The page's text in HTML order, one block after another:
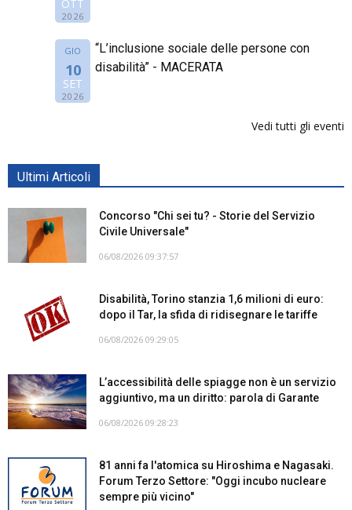
OTT
2026
GIO
10
SET
2026
“L’inclusione sociale delle persone con
disabilità” - MACERATA
Vedi tutti gli eventi
Ultimi Articoli
Concorso "Chi sei tu? - Storie del Servizio
Civile Universale"
06/08/2026 09:37:57
Disabilità, Torino stanzia 1,6 milioni di euro:
dopo il Tar, la sfida di ridisegnare le tariffe
06/08/2026 09:29:05
L’accessibilità delle spiagge non è un servizio
aggiuntivo, ma un diritto: parola di Garante
06/08/2026 09:28:23
81 anni fa l'atomica su Hiroshima e Nagasaki.
Forum Terzo Settore: "Oggi incubo nucleare
sempre più vicino"